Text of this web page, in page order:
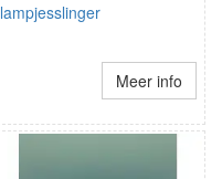
lampjesslinger
Meer info